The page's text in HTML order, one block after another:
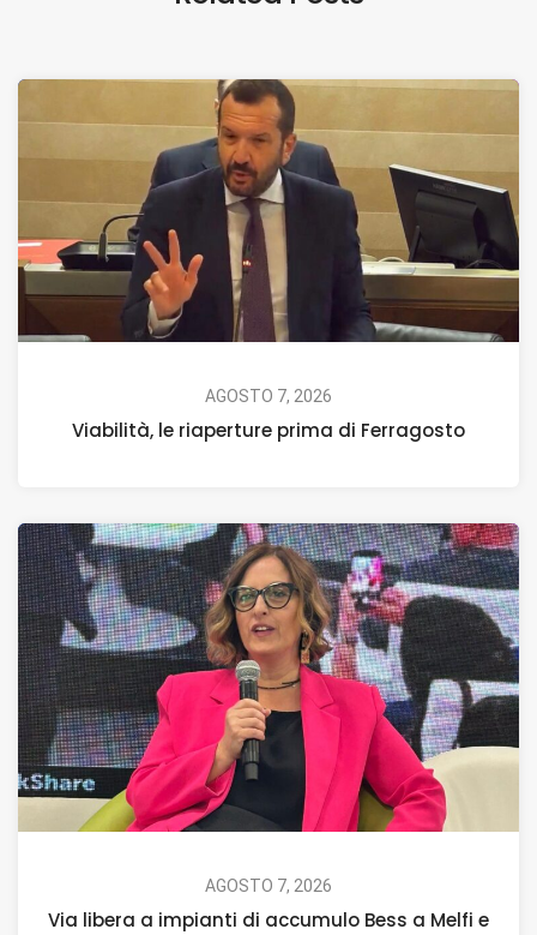
AGOSTO 7, 2026
Viabilità, le riaperture prima di Ferragosto
AGOSTO 7, 2026
Via libera a impianti di accumulo Bess a Melfi e